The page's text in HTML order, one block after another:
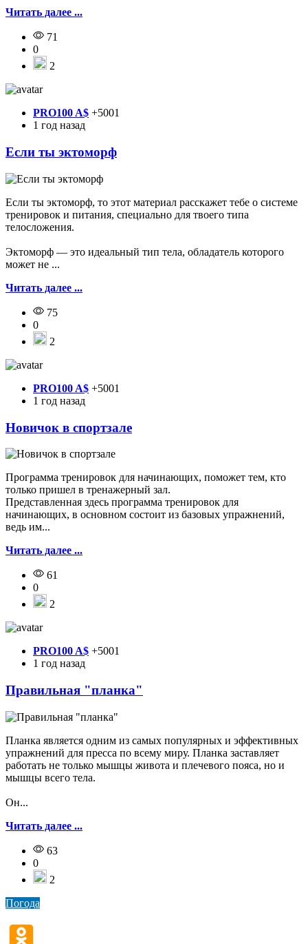
Читать далее ...
71
0
2
PRO100 A$ +5001
1 год назад
Если ты эктоморф
Если ты эктоморф, то этот материал расскажет тебе о системе
тренировок и питания, специально для твоего типа
телосложения.
Эктоморф — это идеальный тип тела, обладатель которого
может не ...
Читать далее ...
75
0
2
PRO100 A$ +5001
1 год назад
Новичок в спортзале
Программа тренировок для начинающих, поможет тем, кто
только пришел в тренажерный зал.
Представленная здесь программа тренировок для
начинающих, в основном состоит из базовых упражнений,
ведь им...
Читать далее ...
61
0
2
PRO100 A$ +5001
1 год назад
Правильная "планка"
Планка является одним из самых популярных и эффективных
упражнений для пресса по всему миру. Планка заставляет
работать не только мышцы живота и плечевого пояса, но и
мышцы всего тела.
Он...
Читать далее ...
63
0
2
Погода